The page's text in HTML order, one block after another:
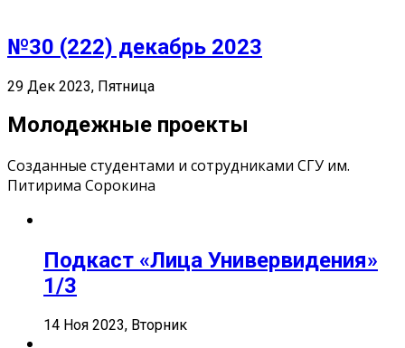
№30 (222) декабрь 2023
29 Дек 2023, Пятница
Молодежные проекты
Созданные студентами и сотрудниками СГУ им.
Питирима Сорокина
Подкаст «Лица Универвидения»
1/3
14 Ноя 2023, Вторник